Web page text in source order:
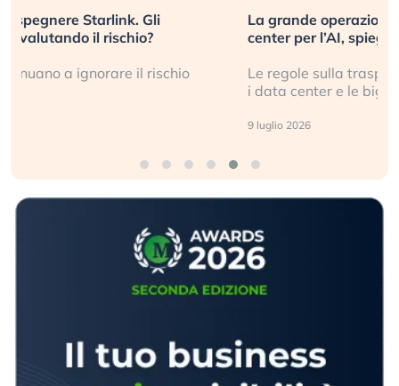
La grande operazione di insabbiamento sui data
center per l’AI, spiegata sul Financial Times
Le regole sulla trasparenza sembrano non valere per